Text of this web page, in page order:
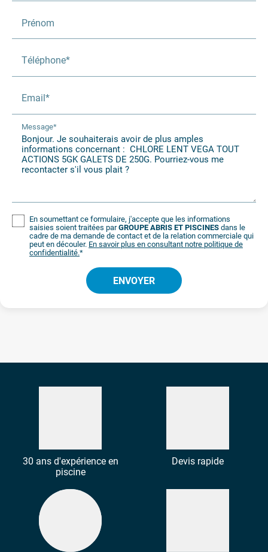
Prénom
Téléphone*
Email*
Message*
En soumettant ce formulaire, j'accepte que les informations
saisies soient traitées parGROUPE ABRIS ET PISCINESdans le
cadre de ma demande de contact et de la relation commerciale qui
peut en découler. En savoir plus en consultant notre politique de
confidentialité.*
30 ans d'expérience en
piscine
Devis rapide